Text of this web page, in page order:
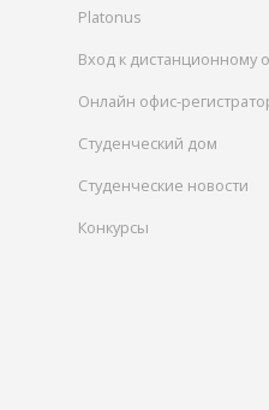
Platonus
Вход к дистанционному
Онлайн офис-
Студенческий дом
Студенческие новости
Конкурсы